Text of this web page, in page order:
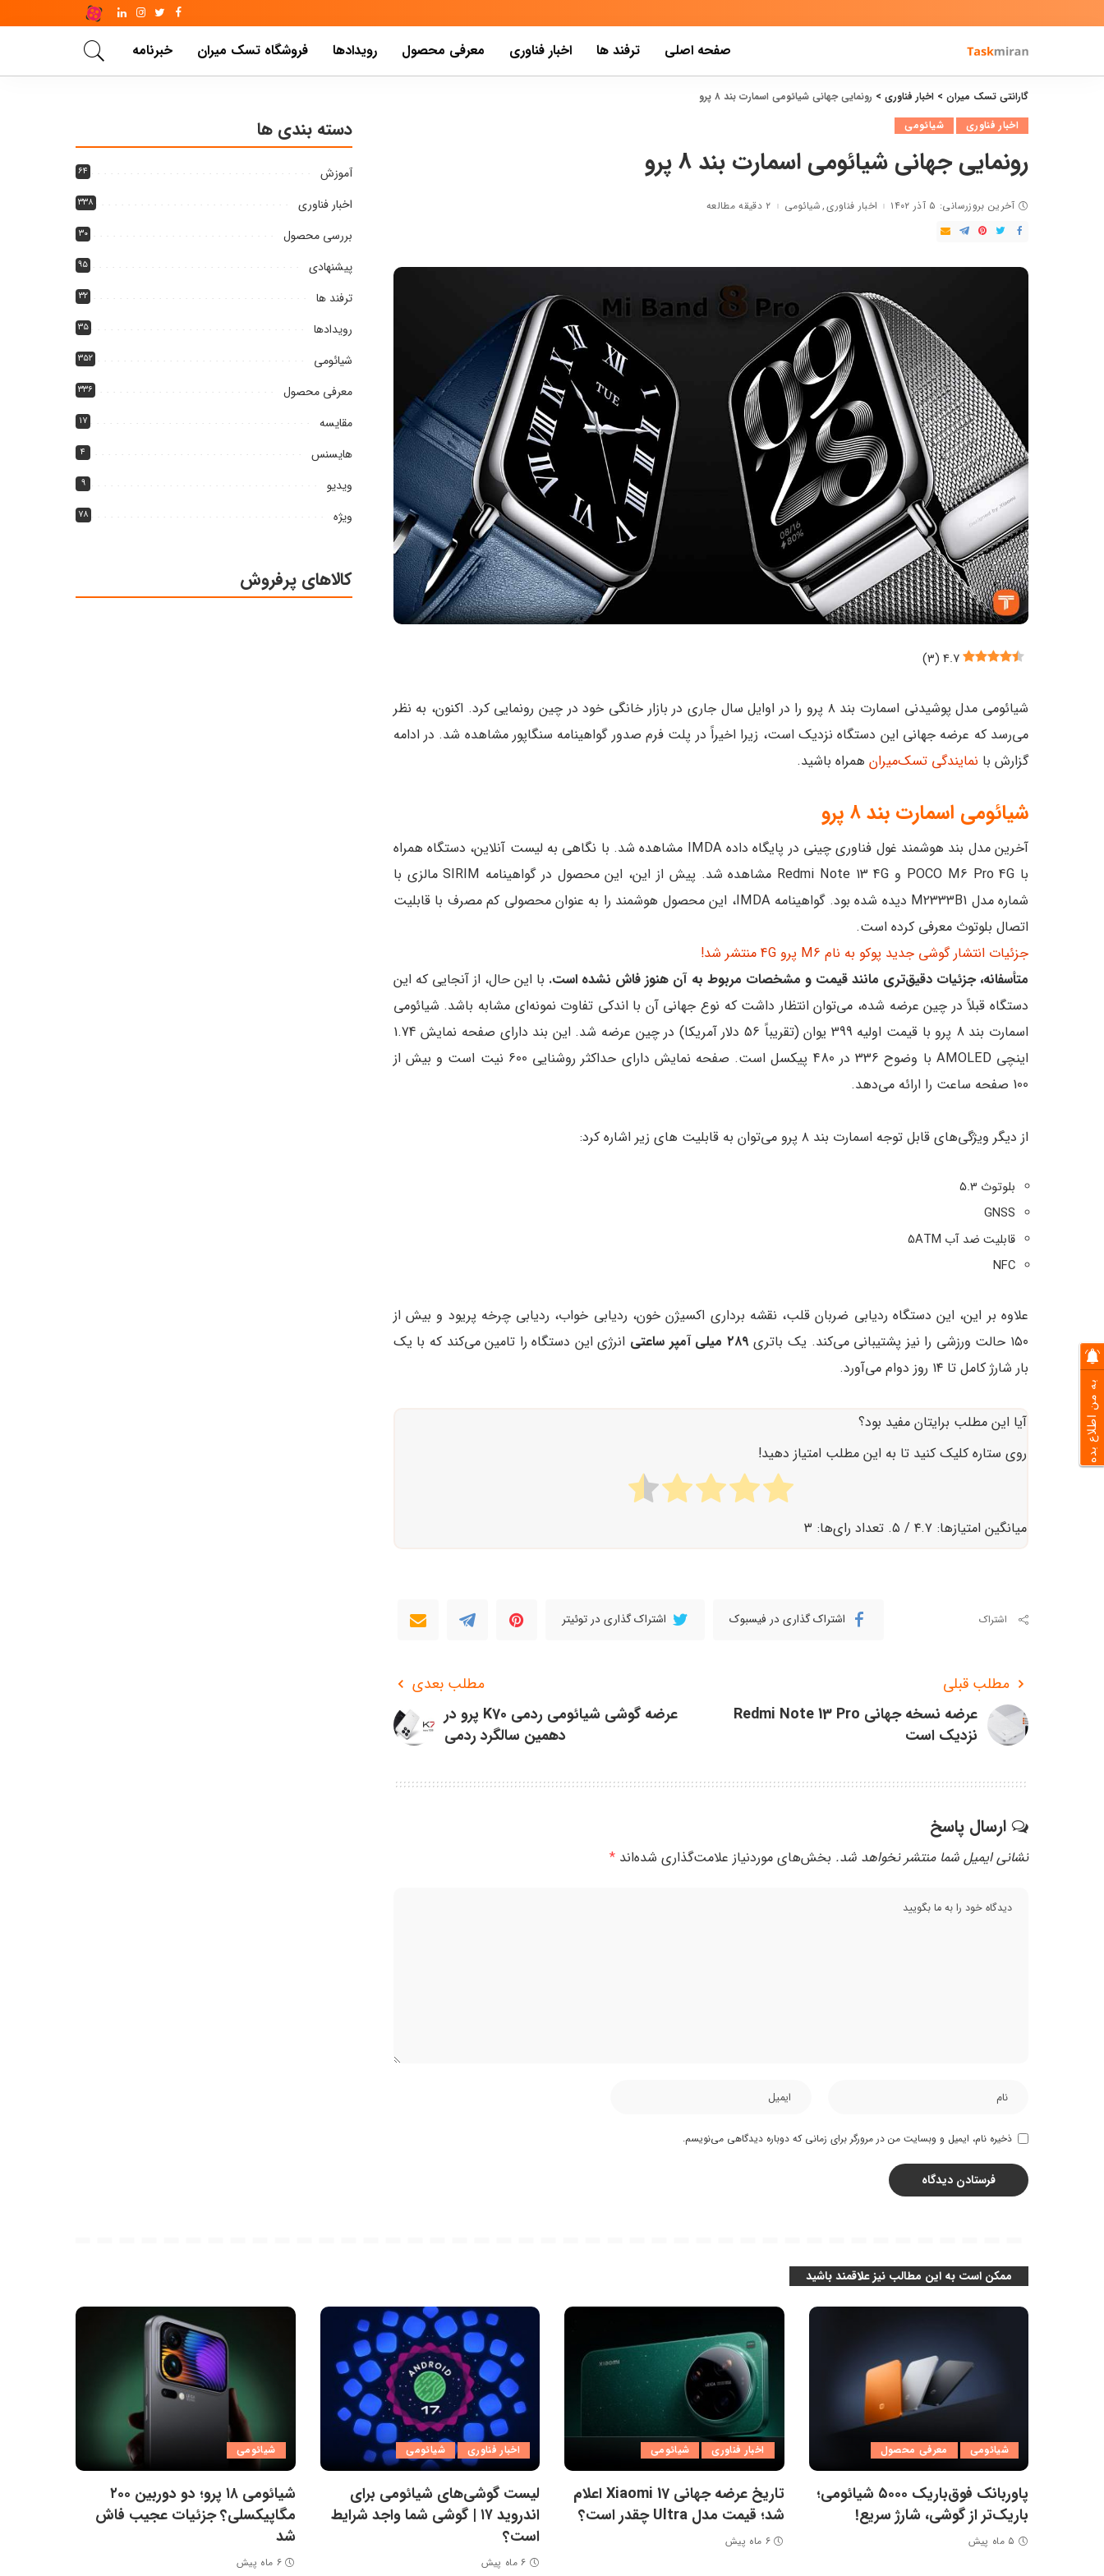
صفحه اصلی ترفند ها اخبار فناوری معرفی محصول رویدادها فروشگاه تسک میران خبرنامه
گارانتی تسک میران > اخبار فناوری > رونمایی جهانی شیائومی اسمارت بند ۸ پرو
اخبار فناوری
شیائومی
رونمایی جهانی شیائومی اسمارت بند ۸ پرو
آخرین بروزرسانی: ۵ آذر ۱۴۰۲ اخبار فناوری شیائومی ۲ دقیقه مطالعه
۴.۷ (۳)
شیائومی مدل پوشیدنی اسمارت بند ۸ پرو را در اوایل سال جاری در بازار خانگی خود در چین رونمایی کرد. اکنون، به نظر
می‌رسد که عرضه جهانی این دستگاه نزدیک است، زیرا اخیراً در پلت فرم صدور گواهینامه سنگاپور مشاهده شد. در ادامه
گزارش با نمایندگی تسک‌میران همراه باشید.
شیائومی اسمارت بند ۸ پرو
آخرین مدل بند هوشمند غول فناوری چینی در پایگاه داده IMDA مشاهده شد. با نگاهی به لیست آنلاین، دستگاه همراه
با POCO M6 Pro 4G و Redmi Note 13 4G مشاهده شد. پیش از این، این محصول در گواهینامه SIRIM مالزی با
شماره مدل M2333B1 دیده شده بود. گواهینامه IMDA، این محصول هوشمند را به عنوان محصولی کم مصرف با قابلیت
اتصال بلوتوث معرفی کرده است.
جزئیات انتشار گوشی جدید پوکو به نام M6 پرو 4G منتشر شد!
متأسفانه، جزئیات دقیق‌تری مانند قیمت و مشخصات مربوط به آن هنوز فاش نشده است. با این حال، از آنجایی که این
دستگاه قبلاً در چین عرضه شده، می‌توان انتظار داشت که نوع جهانی آن با اندکی تفاوت نمونه‌ای مشابه باشد. شیائومی
اسمارت بند 8 پرو با قیمت اولیه 399 یوان (تقریباً 56 دلار آمریکا) در چین عرضه شد. این بند دارای صفحه نمایش 1.74
اینچی AMOLED با وضوح 336 در 480 پیکسل است. صفحه نمایش دارای حداکثر روشنایی 600 نیت است و بیش از
100 صفحه ساعت را ارائه می‌دهد.
از دیگر ویژگی‌های قابل توجه اسمارت بند ۸ پرو می‌توان به قابلیت های زیر اشاره کرد:
بلوتوث ۵.۳
GNSS
قابلیت ضد آب 5ATM
NFC
علاوه بر این، این دستگاه ردیابی ضربان قلب، نقشه برداری اکسیژن خون، ردیابی خواب، ردیابی چرخه پریود و بیش از
۱۵۰ حالت ورزشی را نیز پشتیبانی می‌کند. یک باتری
۲۸۹ میلی آمپر ساعتی
انرژی این دستگاه را تامین می‌کند که با یک
بار شارژ کامل تا ۱۴ روز دوام می‌آورد.
آیا این مطلب برایتان مفید بود؟
روی ستاره کلیک کنید تا به این مطلب امتیاز دهید!
میانگین امتیازها: ۴.۷ / ۵. تعداد رای‌ها: ۳
اشتراک اشتراک گذاری در فیسبوک اشتراک گذاری در توئیتر
مطلب قبلی
عرضه نسخه جهانی Redmi Note 13 Pro
نزدیک است
مطلب بعدی
عرضه گوشی شیائومی ردمی K70 پرو در
دهمین سالگرد ردمی
ارسال پاسخ
نشانی ایمیل شما منتشر نخواهد شد. بخش‌های موردنیاز علامت‌گذاری شده‌اند *
ذخیره نام، ایمیل و وبسایت من در مرورگر برای زمانی که دوباره دیدگاهی می‌نویسم.
دسته بندی ها
آموزش ۶۴
اخبار فناوری ۳۳۸
بررسی محصول ۳۰
پیشنهادی ۹۵
ترفند ها ۳۲
رویدادها ۳۵
شیائومی ۳۵۲
معرفی محصول ۳۳۶
مقایسه ۱۷
هایسنس ۴
ویدیو ۹
ویژه ۷۸
کالاهای پرفروش
ممکن است به این مطالب نیز علاقمند باشید
شیائومی معرفی محصول
پاوربانک فوق‌باریک ۵۰۰۰ شیائومی؛
باریک‌تر از گوشی، شارژ سریع!
۵ ماه پیش
اخبار فناوری شیائومی
تاریخ عرضه جهانی Xiaomi 17 اعلام
شد؛ قیمت مدل Ultra چقدر است؟
۶ ماه پیش
اخبار فناوری شیائومی
لیست گوشی‌های شیائومی برای
اندروید ۱۷ | گوشی شما واجد شرایط
است؟
۶ ماه پیش
شیائومی
شیائومی ۱۸ پرو؛ دو دوربین ۲۰۰
مگاپیکسلی؟ جزئیات عجیب فاش
شد
۶ ماه پیش
به من اطلاع بده